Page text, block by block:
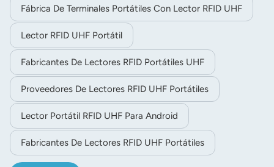
sistema operativo Android 11.0 ofrece diversas funciones
opcionales, como UHF integrado, reconocimiento de
huellas dactilares y medición de volumen, que satisfacen
las necesidades de logística, almacenes, fabricación,
comercio minorista, seguimiento de activos, inspección
de energía, etc.
Fábrica De Terminales Portátiles Con Lector RFID UHF
Lector RFID UHF Portátil
Fabricantes De Lectores RFID Portátiles UHF
Proveedores De Lectores RFID UHF Portátiles
Lector Portátil RFID UHF Para Android
Fabricantes De Lectores RFID UHF Portátiles